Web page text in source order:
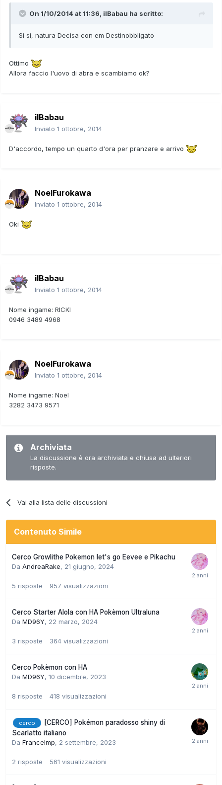
On 1/10/2014 at 11:36, ilBabau ha scritto:
Si si, natura Decisa con em Destinobbligato
Ottimo
Allora faccio l'uovo di abra e scambiamo ok?
ilBabau
Inviato 1 ottobre, 2014
D'accordo, tempo un quarto d'ora per pranzare e arrivo
NoelFurokawa
Inviato 1 ottobre, 2014
Oki
ilBabau
Inviato 1 ottobre, 2014
Nome ingame: RICKI
0946 3489 4968
NoelFurokawa
Inviato 1 ottobre, 2014
Nome ingame: Noel
3282 3473 9571
Archiviata
La discussione è ora archiviata e chiusa ad ulteriori
risposte.
Vai alla lista delle discussioni
Contenuto Simile
Cerco Growlithe Pokemon let's go Eevee e Pikachu
Da AndreaRake, 21 giugno, 2024
5 risposte 957 visualizzazioni
Cerco Starter Alola con HA Pokèmon Ultraluna
Da MD96Y, 22 marzo, 2024
3 risposte 364 visualizzazioni
Cerco Pokèmon con HA
Da MD96Y, 10 dicembre, 2023
8 risposte 418 visualizzazioni
cerco
[CERCO] Pokémon paradosso shiny di
Scarlatto italiano
Da FranceImp, 2 settembre, 2023
2 risposte 561 visualizzazioni